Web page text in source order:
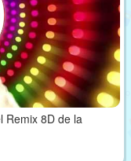
Remix 8D de la